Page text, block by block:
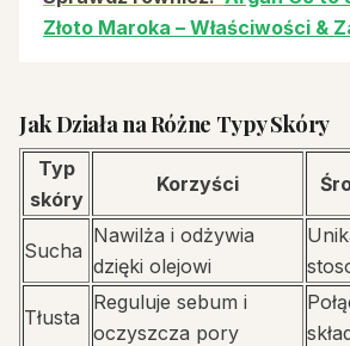
Złoto Maroka – Właściwości &
Jak Działa na Różne Typy Skóry
Typ
skóry
Korzyści
Sucha
Nawilża i odżywia
dzięki olejowi
Tłusta
Reguluje sebum i
oczyszcza pory